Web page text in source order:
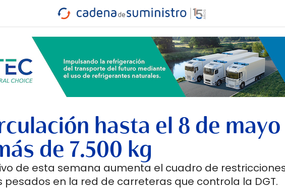
CARRETERA
MARÍTIMO INTERMODAL PROTAGONISTAS
hasta el 8 de mayo
de 7.500 kg
de esta semana aumenta el cuadro de
en la red de carreteras que controla la DGT.